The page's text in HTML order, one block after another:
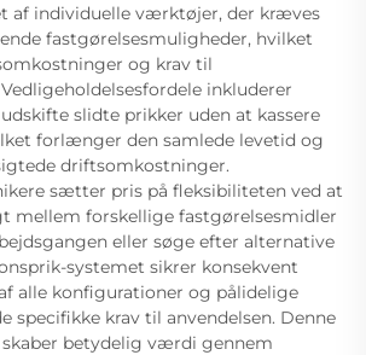
af individuelle værktøjer, der kræves
fastgørelsesmuligheder, hvilket
og krav til
inkluderer
slidte prikker uden at kassere
forlænger den samlede levetid og
driftsomkostninger.
sætter pris på fleksibiliteten ved at
mellem forskellige fastgørelsesmidler
eller søge efter alternative
systemet sikrer konsekvent
alle konfigurationer og pålidelige
specifikke krav til anvendelsen. Denne
betydelig værdi gennem